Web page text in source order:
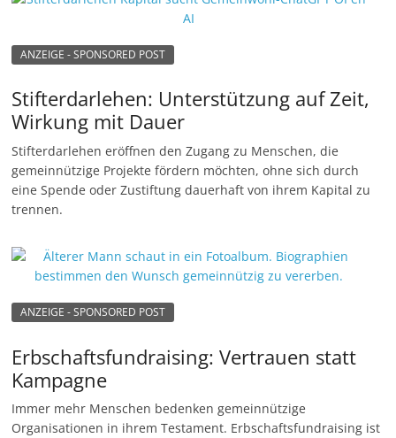
ANZEIGE - SPONSORED POST
Stifterdarlehen: Unterstützung auf Zeit,
Wirkung mit Dauer
Stifterdarlehen eröffnen den Zugang zu Menschen, die
gemeinnützige Projekte fördern möchten, ohne sich durch
eine Spende oder Zustiftung dauerhaft von ihrem Kapital zu
trennen.
ANZEIGE - SPONSORED POST
Erbschaftsfundraising: Vertrauen statt
Kampagne
Immer mehr Menschen bedenken gemeinnützige
Organisationen in ihrem Testament. Erbschaftsfundraising ist